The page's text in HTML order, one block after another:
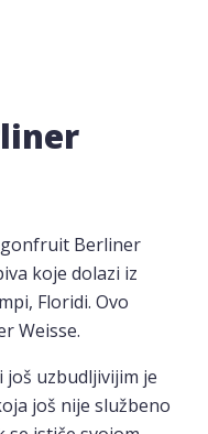
Berliner
koje dolazi iz
Floridi. Ovo
Weisse.
još uzbudljivijim je
još nije službeno